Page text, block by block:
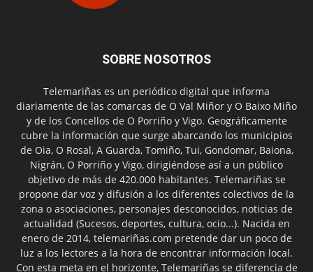
SOBRE NOSOTROS
Telemariñas es un periódico digital que informa
diariamente de las comarcas de O Val Miñor y O Baixo Miño
y de los Concellos de O Porriño y Vigo. Geográficamente
cubre la información que surge abarcando los municipios
de Oia, O Rosal, A Guarda, Tomiño, Tui, Gondomar, Baiona,
Nigrán, O Porriño y Vigo, dirigiéndose así a un público
objetivo de más de 420.000 habitantes. Telemariñas se
propone dar voz y difusión a los diferentes colectivos de la
zona o asociaciones, personajes desconocidos, noticias de
actualidad (Sucesos, deportes, cultura, ocio...). Nacida en
enero de 2014, telemariñas.com pretende dar un poco de
luz a los lectores a la hora de encontrar información local.
Con esta meta en el horizonte, Telemariñas se diferencia de